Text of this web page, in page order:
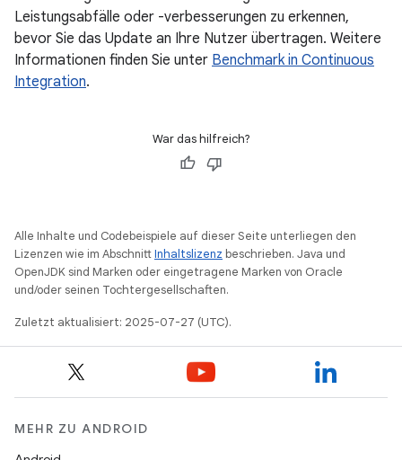
Leistungsabfälle oder -verbesserungen zu erkennen,
bevor Sie das Update an Ihre Nutzer übertragen. Weitere
Informationen finden Sie unter Benchmark in Continuous
Integration.
War das hilfreich?
Alle Inhalte und Codebeispiele auf dieser Seite unterliegen den
Lizenzen wie im AbschnittInhaltslizenz beschrieben. Java und
OpenJDK sind Marken oder eingetragene Marken von Oracle
und/oder seinen Tochtergesellschaften.
Zuletzt aktualisiert: 2025-07-27 (UTC).
MEHR ZU ANDROID